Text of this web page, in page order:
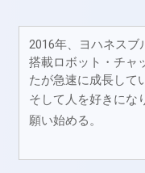
2016年、ヨハネスブ
搭載ロボット・チャ
たが急速に成長して
そして人を好きにな
願い始める。